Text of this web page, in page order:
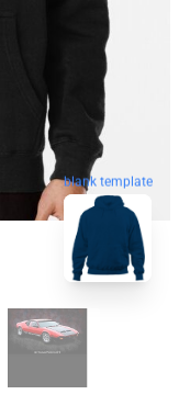
blank template